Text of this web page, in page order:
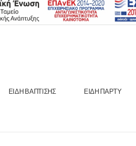
ΕΊΔΗ ΒΆΠΤΙΣΗΣ ΕΊΔΗ ΠΆΡΤΥ